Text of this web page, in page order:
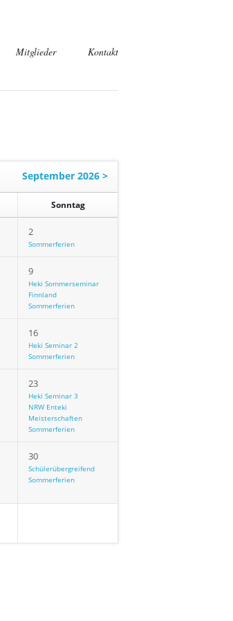
Mitglieder Kontakt
September 2026 >
Sonntag
2
Sommerferien
9
Heki Sommerseminar
Finnland
Sommerferien
16
Heki Seminar 2
Sommerferien
23
Heki Seminar 3
NRW Enteki
Meisterschaften
Sommerferien
30
Schülerübergreifend
Sommerferien